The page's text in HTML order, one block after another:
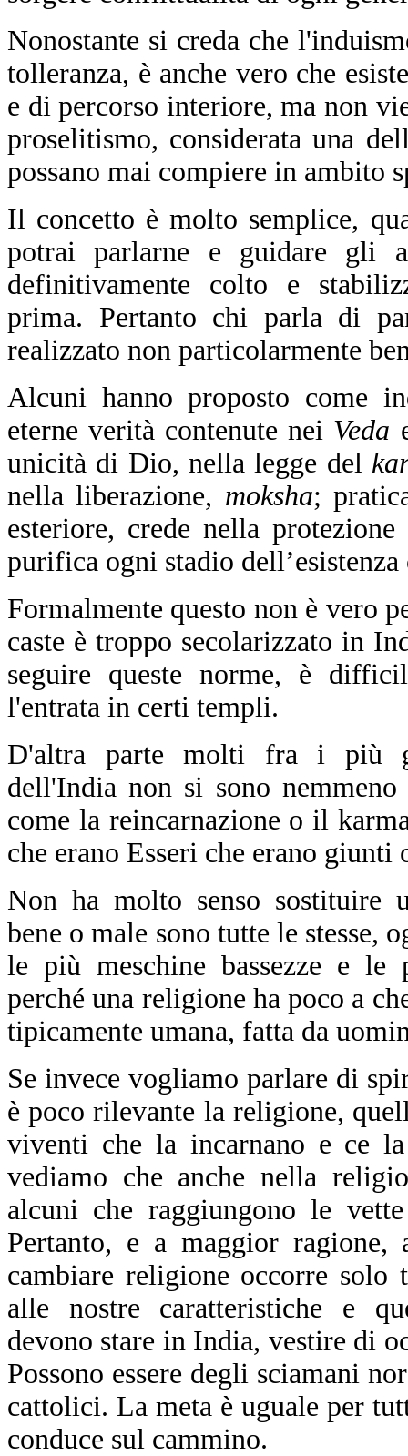
Nonostante si creda che
tolleranza, è anche vero che
e di percorso interiore, ma non
proselitismo, considerata una
possano mai compiere in ambito
Il concetto è molto semplice,
potrai parlarne e guidare gli
definitivamente colto e
prima. Pertanto chi parla di
realizzato non particolarmente
Alcuni hanno proposto come
eterne verità contenute nei Veda
unicità di Dio, nella legge del
nella liberazione, moksha;
esteriore, crede nella
purifica ogni stadio
Formalmente questo non è vero
caste è troppo secolarizzato in
seguire queste norme, è
l'entrata in certi templi.
D'altra parte molti fra i più
dell'India non si sono
come la reincarnazione o il
che erano Esseri che erano
Non ha molto senso sostituire
bene o male sono tutte le stesse,
le più meschine bassezze e le
perché una religione ha poco a
tipicamente umana, fatta da
Se invece vogliamo parlare di
è poco rilevante la religione,
viventi che la incarnano e ce
vediamo che anche nella
alcuni che raggiungono le
Pertanto, e a maggior
cambiare religione occorre solo
alle nostre caratteristiche e
devono stare in India, vestire di
Possono essere degli sciamani
cattolici. La meta è uguale per
conduce sul cammino.